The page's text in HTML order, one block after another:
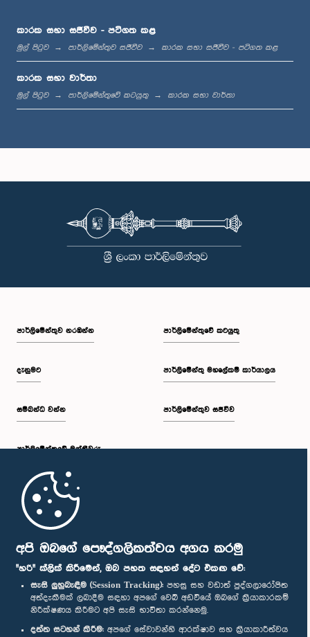
අපි ඔබගේ පෞද්ගලිකත්වය අගය කරමු
"හරි" ක්ලික් කිරීමෙන්, ඔබ පහත සඳහන් දේට එකඟ වේ:
සැසි ලුහුබැඳීම (Session Tracking): පහසු සහ වඩාත් පුද්ගලාරෝපිත
අත්දැකීමක් ලබාදීම සඳහා අපගේ වෙබ් අඩවියේ ඔබගේ ක්‍රියාකාරකම්
නිරීක්ෂණය කිරීමට අපි සැසි භාවිතා කරන්නෙමු.
දත්ත සටහන් කිරීම: අපගේ සේවාවන්හි ආරක්ෂාව සහ ක්‍රියාකාරීත්වය
ගරු සිවඥානම් ශ්‍රීතරන් මහතා, පා.ම.
සාමාජික
ගරු ඉම්රාන් මහරූෆ් මහතා, පා.ම.
ගරු රෝහිණි කුමාරි විජේරත්න මහත්මිය, පා.ම.
ගරු එම්. උදයකුමාර් මහතා, පා.ම.
සාමාජික
කාරක සභා සජීවීව - පටිගත කළ
මුල් පිටුව පාර්ලිමේන්තුව සජීවීව කාරක සභා සජීවීව - පටිගත කළ
කාරක සභා වාර්තා
මුල් පිටුව පාර්ලිමේන්තුවේ කටයුතු කාරක සභා වාර්තා
පාර්ලි‌මේන්තුව නරඹන්න
දැනුමට
සම්බන්ධ වන්න
පාර්ලි‌මේන්තුවේ මන්ත්‍රීවරු
මුල් පිටුව
පාර්ලිමේන්තුවේ කටයුතු
පාර්ලිමේන්තු මහලේකම් කාර්යාලය
පාර්ලිමේන්තුව සජීවීව
පාර්ලිමේන්තු ජංගම යෙදුම
අප හා සම්බන්ධ වී සිටින්න :